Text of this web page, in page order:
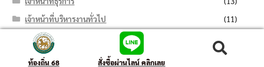
เจ้าหน้าที่บริหารงานทั่วไป
(11)
เจ้าหน้าที่บันทึกข้อมูล
เจ้าหน้าที่ปกครอง
ท้องถิ่น 68 สั่งซื้อผ่านไลน์ คลิกเลย